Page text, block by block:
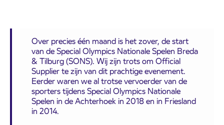
Over precies één maand is het zover, de start
van de Special Olympics Nationale Spelen Breda
& Tilburg (SONS). Wij zijn trots om Official
Supplier te zijn van dit prachtige evenement.
Eerder waren we al trotse vervoerder van de
sporters tijdens Special Olympics Nationale
Spelen in de Achterhoek in 2018 en in Friesland
in 2014.